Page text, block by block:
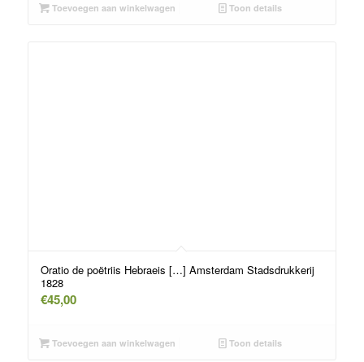
Toevoegen aan winkelwagen Toon details
Oratio de poëtriis Hebraeis […] Amsterdam Stadsdrukkerij
1828
€45,00
Toevoegen aan winkelwagen Toon details